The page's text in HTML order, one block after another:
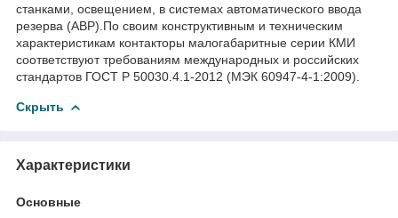
станками, освещением, в системах автоматического ввода
резерва (АВР).По своим конструктивным и техническим
характеристикам контакторы малогабаритные серии КМИ
соответствуют требованиям международных и российских
стандартов ГОСТ Р 50030.4.1-2012 (МЭК 60947-4-1:2009).
Скрыть
Характеристики
Основные